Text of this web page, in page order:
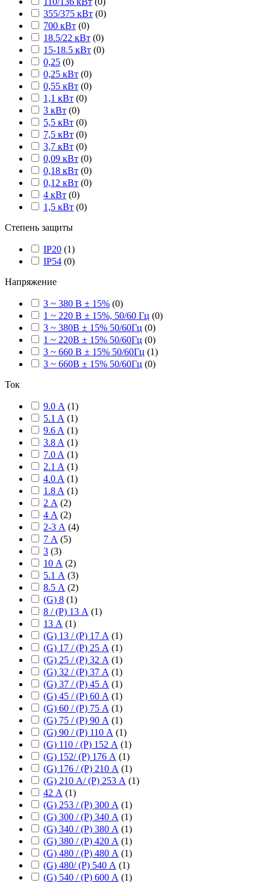
355/375 кВт (0)
700 кВт (0)
18.5/22 кВт (0)
15-18.5 кВт (0)
0,25 (0)
0,25 кВт (0)
0,55 кВт (0)
1,1 кВт (0)
3 кВт (0)
5,5 кВт (0)
7,5 кВт (0)
3,7 кВт (0)
0,09 кВт (0)
0,18 кВт (0)
0,12 кВт (0)
4 кВт (0)
1,5 кВт (0)
Степень защиты
IP20 (1)
IP54 (0)
Напряжение
3 ~ 380 В ± 15% (0)
1 ~ 220 В ± 15%, 50/60 Гц (0)
3 ~ 380В ± 15% 50/60Гц (0)
1 ~ 220В ± 15% 50/60Гц (0)
3 ~ 660 В ± 15% 50/60Гц (1)
3 ~ 660В ± 15% 50/60Гц (0)
Ток
9.0 А (1)
5.1 A (1)
9.6 A (1)
3.8 A (1)
7.0 A (1)
2.1 A (1)
4.0 A (1)
1.8 A (1)
2 А (2)
4 А (2)
2-3 А (4)
7 А (5)
3 (3)
10 А (2)
5.1 А (3)
8.5 А (2)
(G) 8 (1)
8 / (P) 13 А (1)
13 А (1)
(G) 13 / (P) 17 А (1)
(G) 17 / (P) 25 А (1)
(G) 25 / (P) 32 А (1)
(G) 32 / (P) 37 А (1)
(G) 37 / (P) 45 А (1)
(G) 45 / (P) 60 А (1)
(G) 60 / (P) 75 А (1)
(G) 75 / (P) 90 А (1)
(G) 90 / (P) 110 А (1)
(G) 110 / (P) 152 А (1)
(G) 152/ (P) 176 А (1)
(G) 176 / (P) 210 А (1)
(G) 210 А/ (P) 253 А (1)
42 А (1)
(G) 253 / (P) 300 А (1)
(G) 300 / (P) 340 А (1)
(G) 340 / (P) 380 А (1)
(G) 380 / (P) 420 А (1)
(G) 480 / (P) 480 А (1)
(G) 480/ (P) 540 А (1)
(G) 540 / (P) 600 А (1)